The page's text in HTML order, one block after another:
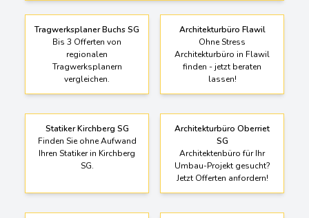
Tragwerksplaner Buchs SG
Bis 3 Offerten von
regionalen
Tragwerksplanern
vergleichen.
Architekturbüro Flawil
Ohne Stress
Architekturbüro in Flawil
finden - jetzt beraten
lassen!
Statiker Kirchberg SG
Finden Sie ohne Aufwand
Ihren Statiker in Kirchberg
Architekturbüro Oberriet
SG
Architektenbüro für Ihr
Umbau-Projekt gesucht?
Jetzt Offerten anfordern!